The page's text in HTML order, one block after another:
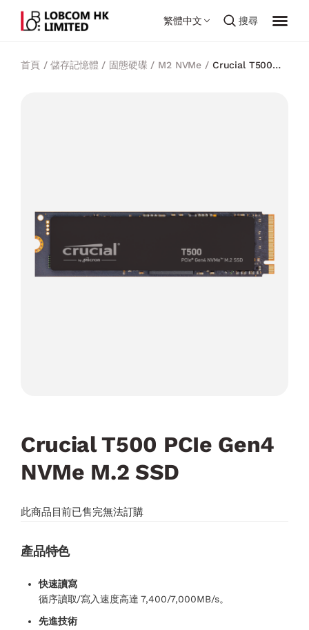
繁體中文 搜尋
首頁/儲存記憶體 / 固態硬碟 / M2 NVMe / Crucial T500
Crucial T500 PCIe Gen4
NVMe M.2 SSD
此商品目前已售完無法訂購
產品特色
快速讀寫
循序讀取/寫入速度高達 7,400/7,000MB/s。
先進技術